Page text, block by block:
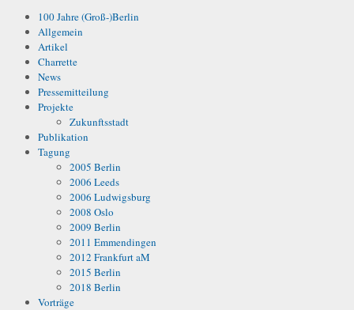
100 Jahre (Groß-)Berlin
Allgemein
Artikel
Charrette
News
Pressemitteilung
Projekte
Zukunftsstadt
Publikation
Tagung
2005 Berlin
2006 Leeds
2006 Ludwigsburg
2008 Oslo
2009 Berlin
2011 Emmendingen
2012 Frankfurt aM
2015 Berlin
2018 Berlin
Vorträge